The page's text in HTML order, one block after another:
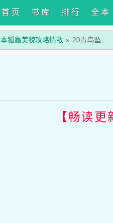
首 页 书 库 排 行 全 本
本狐靠美貌攻略情敌 20青鸟坠
【畅读